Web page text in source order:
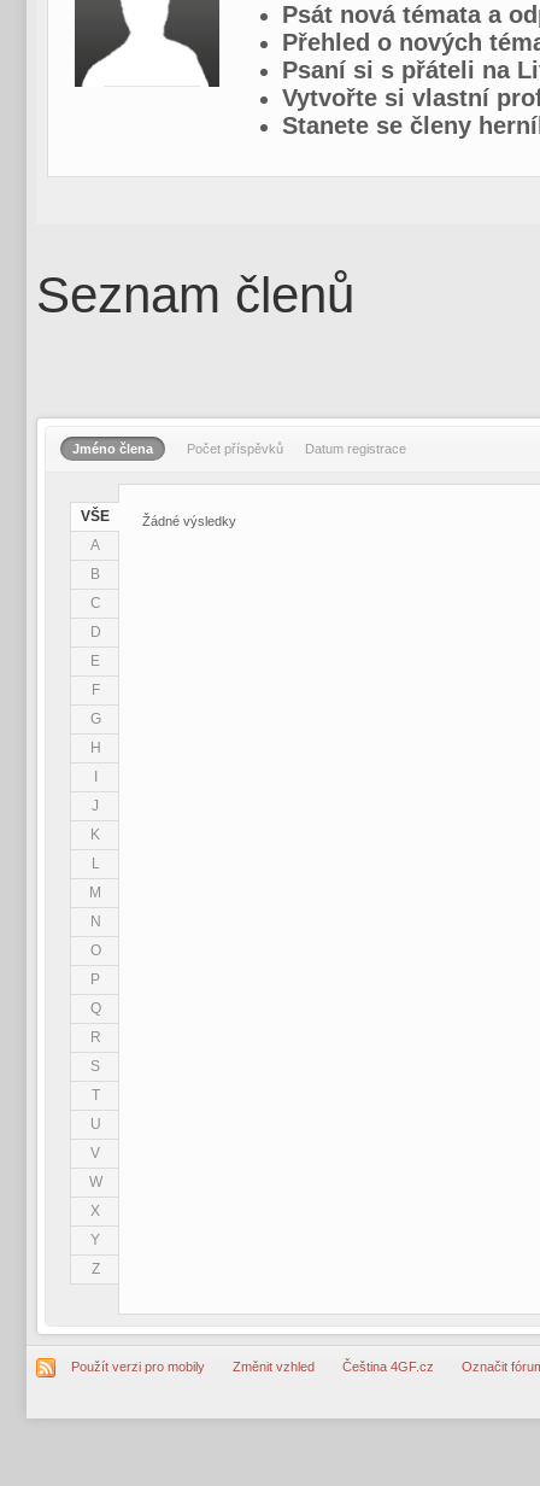
Psát nová témata a
Přehled o nových
Psaní si s přáteli na
Vytvořte si vlastní
Stanete se členy
Seznam členů
Jméno člena Počet příspěvků Datum registrace
VŠE
A
B
C
D
E
F
G
H
J
K
L
M
N
O
P
Q
R
S
T
U
V
W
X
Y
Z
Žádné výsledky
Použít verzi pro mobily Změnit vzhled Čeština 4GF.cz Označit